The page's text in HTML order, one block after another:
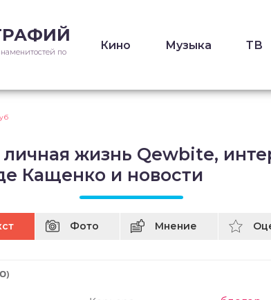
по
Кино Музыка ТВ
жизнь Qewbite,
Кащенко и новости
Фото Мнение